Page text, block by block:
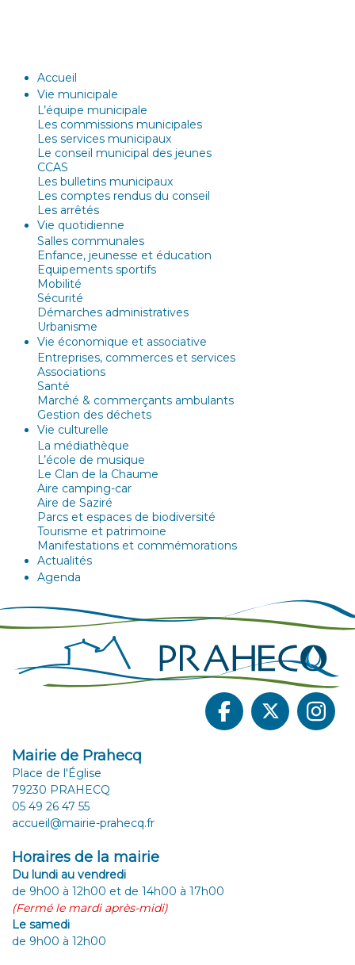
Accueil
Vie municipale
L’équipe municipale
Les commissions municipales
Les services municipaux
Le conseil municipal des jeunes
CCAS
Les bulletins municipaux
Les comptes rendus du conseil
Les arrêtés
Vie quotidienne
Salles communales
Enfance, jeunesse et éducation
Equipements sportifs
Mobilité
Sécurité
Démarches administratives
Urbanisme
Vie économique et associative
Entreprises, commerces et services
Associations
Santé
Marché & commerçants ambulants
Gestion des déchets
Vie culturelle
La médiathèque
L’école de musique
Le Clan de la Chaume
Aire camping-car
Aire de Saziré
Parcs et espaces de biodiversité
Tourisme et patrimoine
Manifestations et commémorations
Actualités
Agenda
Mairie de Prahecq
Place de l'Église
79230 PRAHECQ
05 49 26 47 55
accueil@mairie-prahecq.fr
Horaires de la mairie
Du lundi au vendredi
de 9h00 à 12h00 et de 14h00 à 17h00
(Fermé le mardi après-midi)
Le samedi
de 9h00 à 12h00